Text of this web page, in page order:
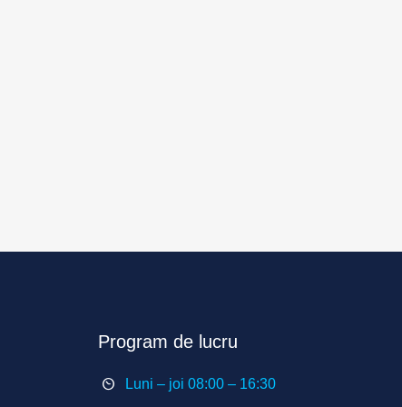
Program de lucru
Luni – joi 08:00 – 16:30